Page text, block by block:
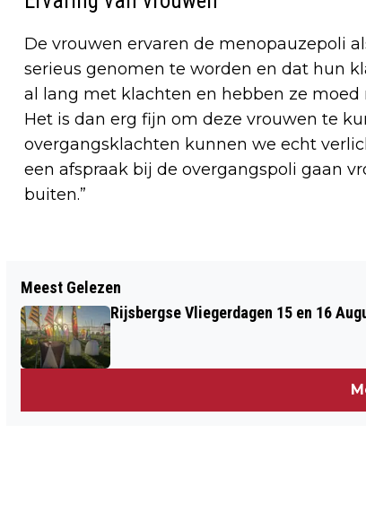
De vrouwen ervaren de menopauzepoli
serieus genomen te worden en dat hun
al lang met klachten en hebben ze
Het is dan erg fijn om deze vrouwen te
overgangsklachten kunnen we echt
een afspraak bij de overgangspoli gaan
buiten.”
3 T/M 5 SEPTEMBER 2021:
TOMATENFESTIVAL VAN ARBORETUM
KALMTHOUT
Meest Gelezen
Rijsbergse Vliegerdagen 15 en 16